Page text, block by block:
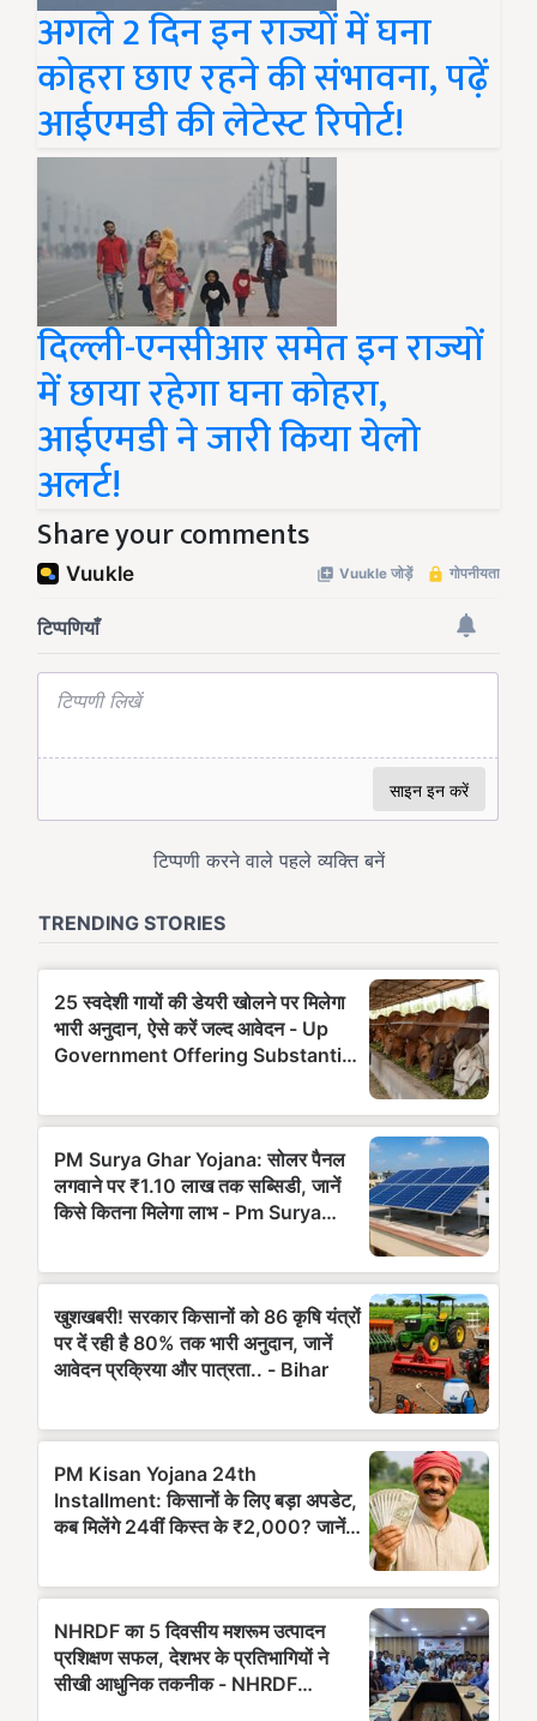
अगले 2 दिन इन राज्यों में घना
कोहरा छाए रहने की संभावना, पढ़ें
आईएमडी की लेटेस्ट रिपोर्ट!
दिल्ली-एनसीआर समेत इन राज्यों
में छाया रहेगा घना कोहरा,
आईएमडी ने जारी किया येलो
अलर्ट!
Share your comments